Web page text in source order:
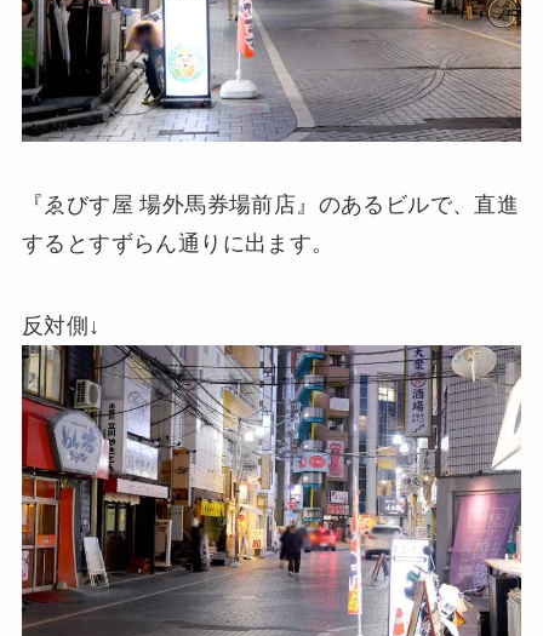
『ゑびす屋 場外馬券場前店』のあるビルで、直進
するとすずらん通りに出ます。
反対側↓